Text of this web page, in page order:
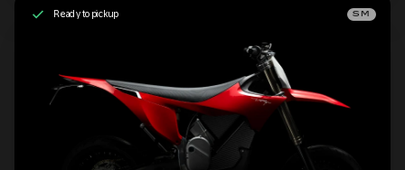
Ready to pickup SM